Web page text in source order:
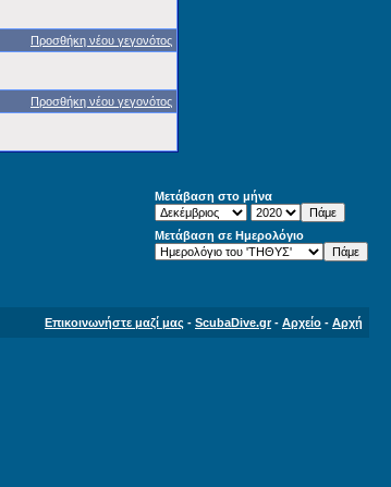
Προσθήκη νέου γεγονότος
Προσθήκη νέου γεγονότος
Μετάβαση στο μήνα
Μετάβαση σε Ημερολόγιο
Επικοινωνήστε μαζί μας - ScubaDive.gr- Αρχείο - Αρχή